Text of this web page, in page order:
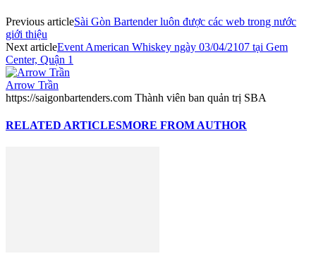
Previous articleSài Gòn Bartender luôn được các web trong nước
giới thiệu
Next articleEvent American Whiskey ngày 03/04/2107 tại Gem
Center, Quận 1
Arrow Trần
https://saigonbartenders.com Thành viên ban quản trị SBA
RELATED ARTICLESMORE FROM AUTHOR